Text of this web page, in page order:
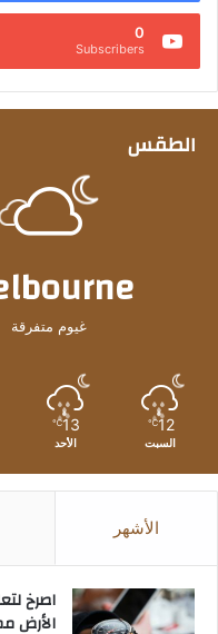
0
Subscribers
الطقس
غيوم متفرقة
12
℃
السبت
13
℃
الأحد
الأشهر
‫اصرخ
الأرض